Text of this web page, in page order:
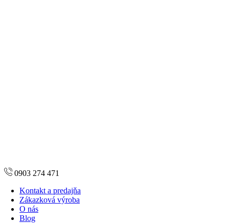
0903 274 471
Kontakt a predajňa
Zákazková výroba
O nás
Blog